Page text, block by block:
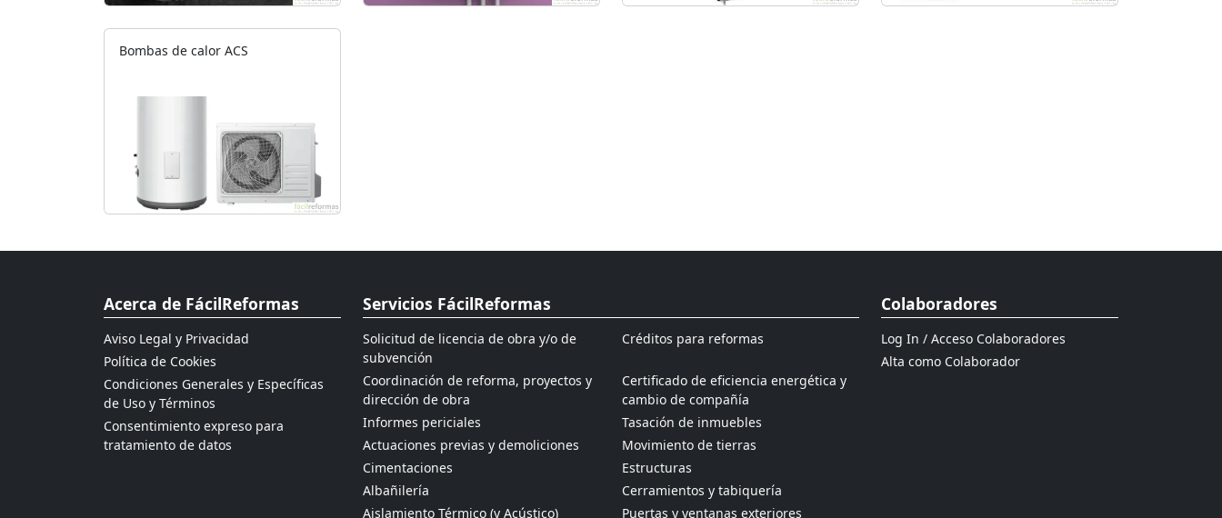
Bombas de calor ACS
Acerca de FácilReformas
Aviso Legal y Privacidad
Política de Cookies
Condiciones Generales y Específicas
de Uso y Términos
Consentimiento expreso para
tratamiento de datos
Servicios FácilReformas
Solicitud de licencia de obra y/o de
subvención
Créditos para reformas
Coordinación de reforma, proyectos y
dirección de obra
Certificado de eficiencia energética y
cambio de compañía
Informes periciales
Tasación de inmuebles
Actuaciones previas y demoliciones
Movimiento de tierras
Cimentaciones
Estructuras
Albañilería
Cerramientos y tabiquería
Aislamiento Térmico (y Acústico)
Puertas y ventanas exteriores
Colaboradores
Log In / Acceso Colaboradores
Alta como Colaborador